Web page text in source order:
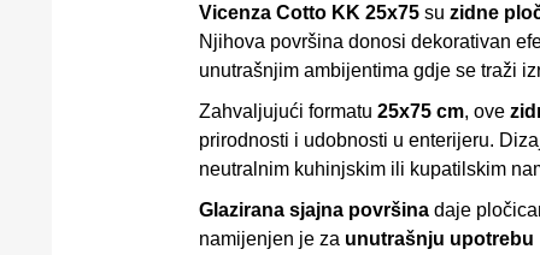
Vicenza Cotto KK 25x75su zidne
Njihova površina donosi dekorativan
unutrašnjim ambijentima gdje se traži
Zahvaljujući formatu 25x75 cm, ove
prirodnosti i udobnosti u enterijeru.
neutralnim kuhinjskim ili kupatilskim
Glazirana sjajna površinadaje
namijenjen je za unutrašnju upotrebu